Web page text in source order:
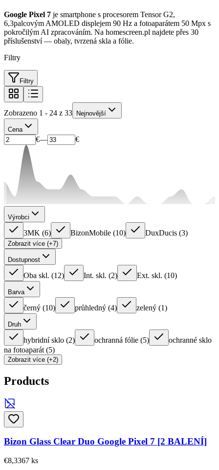
Google Pixel 7 je smartphone s procesorem Tensor G2,
6,3palcovým AMOLED displejem 90 Hz a fotoaparátem 50 Mpx s
pokročilým AI zpracováním. Na homescreen.pl najdete přes 30
příslušenství — obaly, tvrzená skla a fólie.
Filtry
Filtry
Zobrazeno 1 - 24 z 33 Nejnovější
Cena
€— €
Výrobci
3MK (6) BizonMobile (10) DuxDucis (3)
Zobrazit více (+7)
Dostupnost
Oba skl. (12) Int. skl. (2) Ext. skl. (10)
Barva
černý (10) průhledný (4) zelený (1)
Druh
hybridní sklo (2) ochranná fólie (5)
ochranné sklo
na fotoaparát (5)
Zobrazit více (+2)
Products
Bizon Glass Clear Duo Google Pixel 7 [2 BALENÍ]
€8,3367 ks